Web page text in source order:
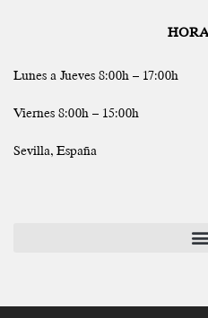
Lunes a Jueves 8:00h – 17:00h
Viernes 8:00h – 15:00h
Sevilla, España